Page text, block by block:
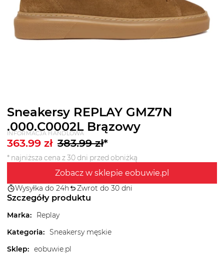
Sneakersy REPLAY GMZ7N
.000.C0002L Brązowy
INFORMACJA HANDLOWA
363.99 zł 383.99zł*
* najniższa cena z 30 dni przed obniżką
Zobacz w sklepie eobuwie.pl
Wysyłka do 24h Zwrot do 30 dni
Szczegóły produktu
Marka:
Replay
Kategoria: Sneakersy męskie
Sklep: eobuwie.pl